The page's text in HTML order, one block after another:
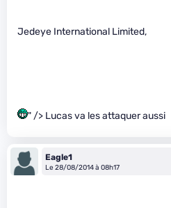
Jedeye International Limited,
" /> Lucas va les attaquer aussi
Eagle1
Le 28/08/2014 à 08h17